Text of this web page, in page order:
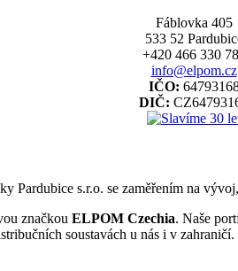
Fáblovka 405
533 52
+420 466 330
info@elpom.cz
IČO:
DIČ:
Pardubice s.r.o. se zaměřením na
značkou ELPOM Czechia. Naše
soustavách u nás i v zahraničí.